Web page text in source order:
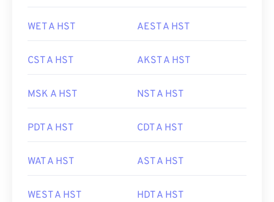
WET A HST AEST A HST
CST A HST AKST A HST
MSK A HST NST A HST
PDT A HST CDT A HST
WAT A HST AST A HST
WEST A HST HDT A HST